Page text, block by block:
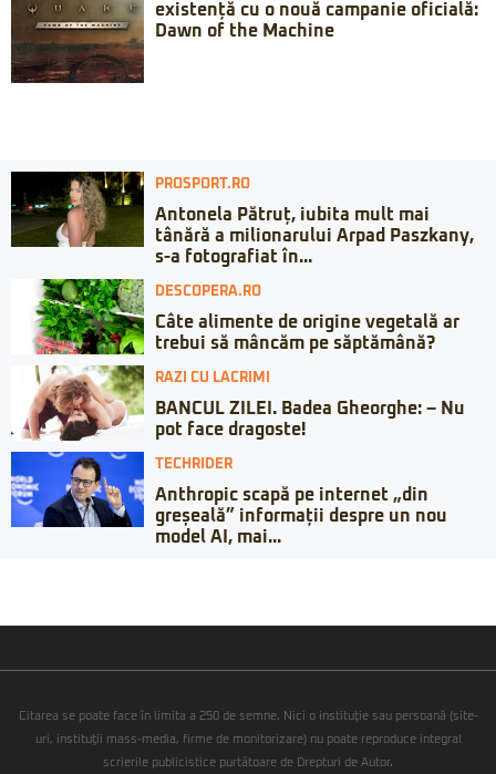
existență cu o nouă campanie oficială:
Dawn of the Machine
PROSPORT.RO
Antonela Pătruț, iubita mult mai
tânără a milionarului Arpad Paszkany,
s-a fotografiat în...
DESCOPERA.RO
Câte alimente de origine vegetală ar
trebui să mâncăm pe săptămână?
RAZI CU LACRIMI
BANCUL ZILEI. Badea Gheorghe: – Nu
pot face dragoste!
TECHRIDER
Anthropic scapă pe internet „din
greșeală” informații despre un nou
model AI, mai...
Citarea se poate face în limita a 250 de semne. Nici o instituţie sau persoană (site-
uri, instituţii mass-media, firme de monitorizare) nu poate reproduce integral
scrierile publicistice purtătoare de Drepturi de Autor.